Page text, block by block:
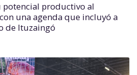
productivo al
una agenda que incluyó a
de Ituzaingó